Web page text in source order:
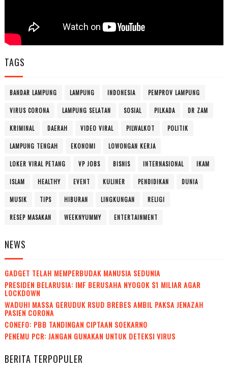
TAGS
BANDAR LAMPUNG LAMPUNG INDONESIA PEMPROV LAMPUNG
VIRUS CORONA LAMPUNG SELATAN SOSIAL PILKADA DR ZAM
KRIMINAL DAERAH VIDEO VIRAL PILWALKOT POLITIK
LAMPUNG TENGAH EKONOMI LOWONGAN KERJA
LOKER VIRAL PETANG VP JOBS BISNIS INTERNASIONAL IKAM
ISLAM HEALTHY EVENT KULINER PENDIDIKAN DUNIA
MUSIK TIPS HIBURAN LINGKUNGAN RELIGI
RESEP MASAKAN WEEKNYUMMY ENTERTAINMENT
NEWS
GADGET TELAH MEMPERBUDAK MANUSIA SEDUNIA
PRESIDEN BELARUSIA: IMF BERUSAHA NYOGOK $1 MILIAR AGAR
LOCKDOWN
WADUH! MASSA GERUDUK RSUD BREBES AMBIL PAKSA JENAZAH
PASIEN CORONA
CONEFO: PBB TANDINGAN CIPTAAN SOEKARNO
PENEMU PCR: JANGAN GUNAKAN UNTUK DETEKSI VIRUS
BERITA TERPOPULER